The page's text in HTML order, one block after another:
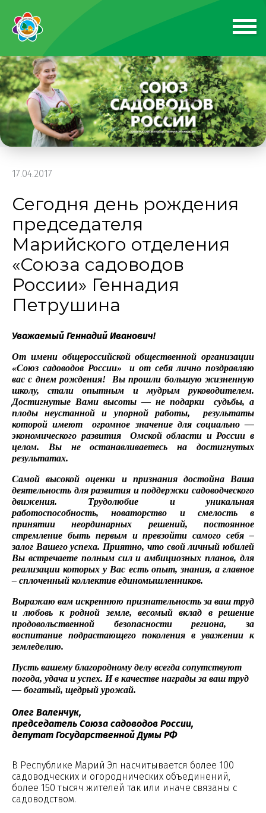
17.04.2017
Сегодня день рождения
председателя
Марийского отделения
«Союза садоводов
России» Геннадия
Петрушина
Уважаемый Геннадий Иванович!
От имени общероссийской общественной организации
«Союз садоводов России» и от себя лично поздравляю
вас с днем рождения! Вы прошли большую жизненную
школу, стали опытным и мудрым руководителем.
Достигнутые Вами высоты — не подарки судьбы, а
плоды неустанной и упорной работы, результаты
которой имеют огромное значение для социально —
экономического развития Омской области и России в
целом. Вы не останавливаетесь на достигнутых
результатах.
Самой высокой оценки и признания достойна Ваша
деятельность для развития и поддержки садоводческого
движения. Трудолюбие и уникальная
работоспособность, новаторство и смелость в
принятии неординарных решений, постоянное
стремление быть первым и превзойти самого себя –
залог Вашего успеха. Приятно, что свой личный юбилей
Вы встречаете полным сил и амбициозных планов, для
реализации которых у Вас есть опыт, знания, а главное
– сплоченный коллектив единомышленников.
Выражаю вам искреннюю признательность за ваш труд
и любовь к родной земле, весомый вклад в решение
продовольственной безопасности региона, за
воспитание подрастающего поколения в уважении к
земледелию.
Пусть вашему благородному делу всегда сопутствуют
погода, удача и успех. И в качестве награды за ваш труд
— богатый, щедрый урожай.
Олег Валенчук,
председатель Союза садоводов России,
депутат Государственной Думы РФ
В Республике Марий Эл насчитывается более 100
садоводческих и огороднических объединений,
более 150 тысяч жителей так или иначе связаны с
садоводством.